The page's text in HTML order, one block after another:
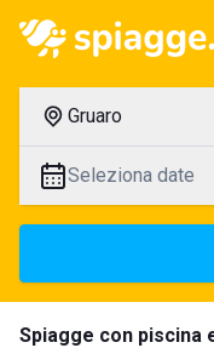
Gruaro
Seleziona date
Spiagge con piscina